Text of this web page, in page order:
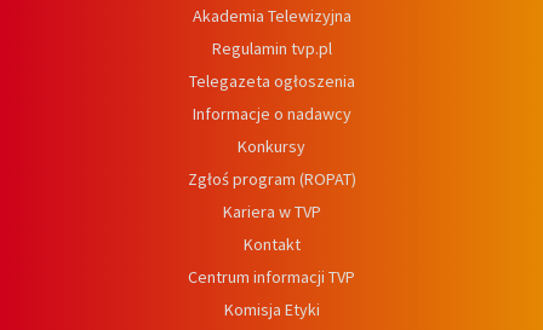
Akademia Telewizyjna
Regulamin tvp.pl
Telegazeta ogłoszenia
Informacje o nadawcy
Konkursy
Zgłoś program (ROPAT)
Kariera w TVP
Kontakt
Centrum informacji TVP
Komisja Etyki